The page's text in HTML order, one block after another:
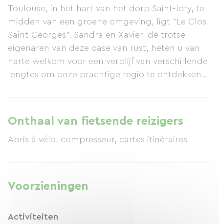
Toulouse, in het hart van het dorp Saint-Jory, te
midden van een groene omgeving, ligt "Le Clos
Saint-Georges". Sandra en Xavier, de trotse
eigenaren van deze oase van rust, heten u van
harte welkom voor een verblijf van verschillende
lengtes om onze prachtige regio te ontdekken
slaapkamers met alle moderne gemakken (tv,
internet, airconditioning). Elke kamer heeft een
eigen unieke stijl: de "Romantische" met rode
anijskleuren en tot slot de "Occitaanse" met
witgekalkte muren. Voor wie meer privacy wenst
verder van het hoofdgebouw gelegen. Het
Onthaal van fietsende reizigers
Abris à vélo, compresseur, cartes itinéraires
Voorzieningen
Activiteiten